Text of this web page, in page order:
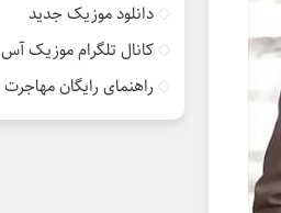
دانلود موزیک جدید
کانال تلگرام موزیک آس
راهنمای رایگان مهاجرت